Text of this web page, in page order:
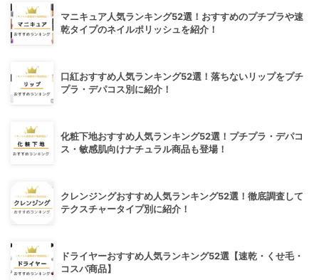
マニキュア人気ランキング52選！おすすめのプチプラや速
乾タイプのネイルポリッシュを紹介！
口紅おすすめ人気ランキング52選！落ちないリップをプチ
プラ・デパコス別に紹介！
化粧下地おすすめ人気ランキング52選！プチプラ・デパコ
ス・敏感肌向けナチュラル商品も登場！
クレンジングおすすめ人気ランキング52選！徹底調査して
テクスチャータイプ別に紹介！
ドライヤーおすすめ人気ランキング52選【速乾・くせ毛・
コスパ商品】